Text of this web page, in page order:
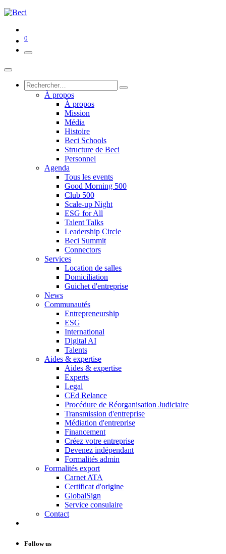
0
À propos
À propos
Mission
Média
Histoire
Beci Schools
Structure de Beci
Personnel
Agenda
Tous les events
Good Morning 500
Club 500
Scale-up Night
ESG for All
Talent Talks
Leadership Circle
Beci Summit
Connectors
Services
Location de salles
Domiciliation
Guichet d'entreprise
News
Communautés
Entrepreneurship
ESG
International
Digital AI
Talents
Aides & expertise
Aides & expertise
Experts
Legal
CEd Relance
Procédure de Réorganisation Judiciaire
Transmission d'entreprise
Médiation d'entreprise
Financement
Créez votre entreprise
Devenez indépendant
Formalités admin
Formalités export
Carnet ATA
Certificat d'origine
GlobalSign
Service consulaire
Contact
Follow us